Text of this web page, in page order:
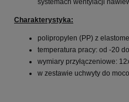
Charakterystyka:
polipropylen (PP) z
temperatura pracy: od -20
wymiary przyłączeniowe:
w zestawie uchwyty do